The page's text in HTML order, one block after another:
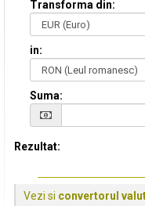
Transforma din:
in:
Suma:
Rezultat:
Vezi si convertorul